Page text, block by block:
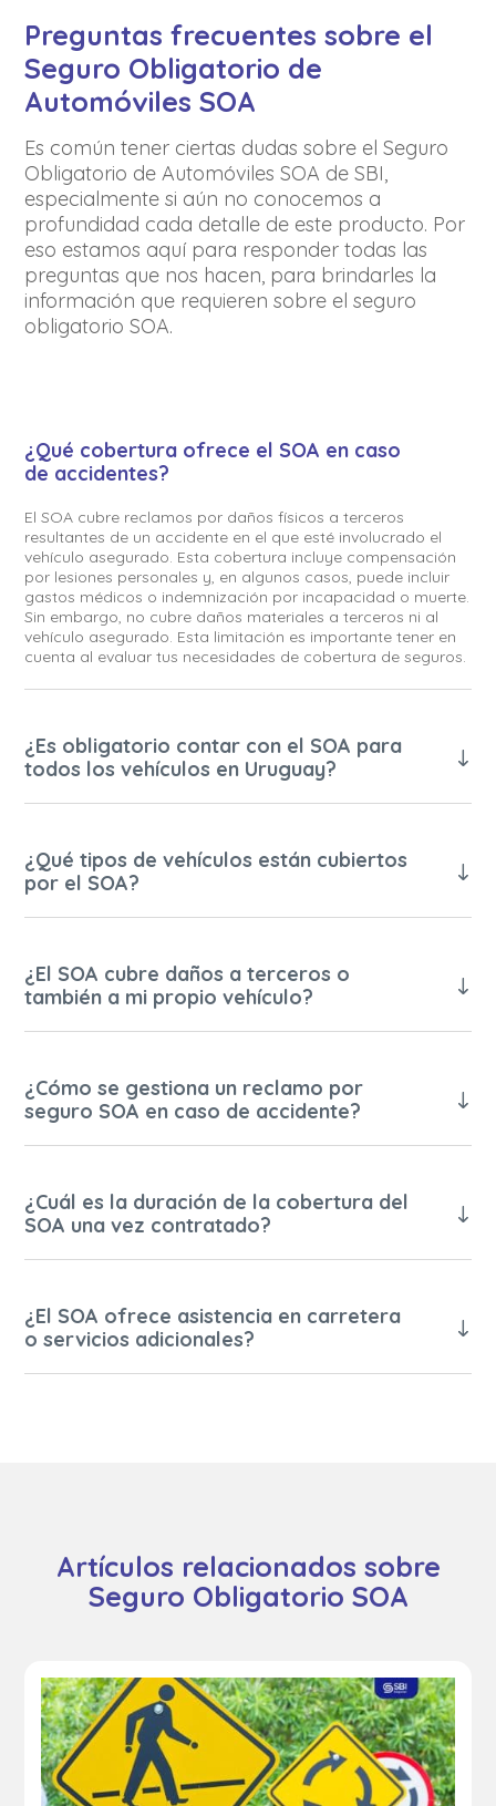
Preguntas frecuentes sobre el
Seguro Obligatorio de
Automóviles SOA
Es común tener ciertas dudas sobre el Seguro
Obligatorio de Automóviles SOA de SBI,
especialmente si aún no conocemos a
profundidad cada detalle de este producto. Por
eso estamos aquí para responder todas las
preguntas que nos hacen, para brindarles la
información que requieren sobre el seguro
obligatorio SOA.
¿Qué cobertura ofrece el SOA en caso
de accidentes?
El SOA cubre reclamos por daños físicos a terceros
resultantes de un accidente en el que esté involucrado el
vehículo asegurado. Esta cobertura incluye compensación
por lesiones personales y, en algunos casos, puede incluir
gastos médicos o indemnización por incapacidad o muerte.
Sin embargo, no cubre daños materiales a terceros ni al
vehículo asegurado. Esta limitación es importante tener en
cuenta al evaluar tus necesidades de cobertura de seguros.
¿Es obligatorio contar con el SOA para
todos los vehículos en Uruguay?
¿Qué tipos de vehículos están cubiertos
por el SOA?
¿El SOA cubre daños a terceros o
también a mi propio vehículo?
¿Cómo se gestiona un reclamo por
seguro SOA en caso de accidente?
¿Cuál es la duración de la cobertura del
SOA una vez contratado?
¿El SOA ofrece asistencia en carretera
o servicios adicionales?
Artículos relacionados sobre
Seguro Obligatorio SOA